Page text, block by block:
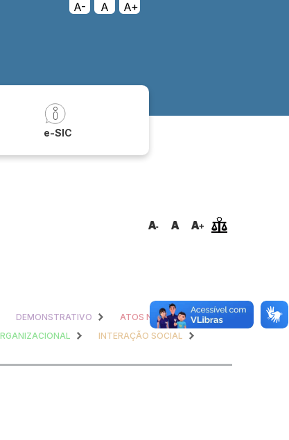
A- A
A+
e-SIC
DEMONSTRATIVO
ATOS NORMATIVOS
INTERAÇÃO SOCIAL